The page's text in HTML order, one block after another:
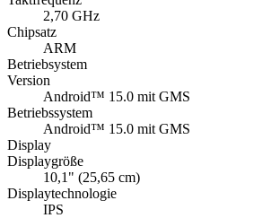
2,70 GHz
Chipsatz
ARM
Betriebsystem
Version
Android™ 15.0 mit GMS
Betriebssystem
Android™ 15.0 mit GMS
Display
Displaygröße
10,1" (25,65 cm)
Displaytechnologie
IPS